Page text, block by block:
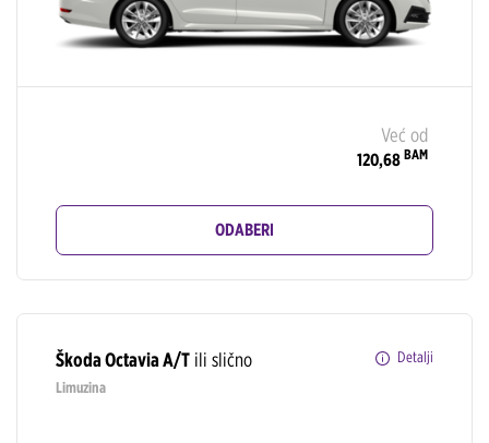
Već od
120,68 BAM
ODABERI
Škoda Octavia A/T ili slično
Detalji
Limuzina